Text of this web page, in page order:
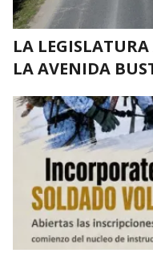
LA
LA AVENIDA